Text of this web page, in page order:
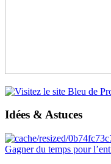
Idées & Astuces
Gagner du temps pour